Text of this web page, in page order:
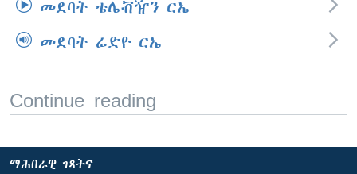
መደባት ቴሌቭዥን ርኤ
መደባት ሬድዮ ርኤ
Continue reading
ማሕበራዊ ገጻትና